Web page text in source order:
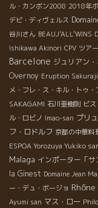
ル・カンボン2008 2018年
デビ・ディヴェルス
谷川さん BEAUJ'ALL'WINS
Ishikawa Akinori CPV ツアー
Barcelone ジュリアン・
Overnoy Eruption
メ・フレ・ス・キル・トゥ・
SAKAGAMI 石川亜樹則 ビ
ル・ロビノ Imao-san プリ
フ・ロドルフ 京都の中華料
ESPOA Yorozuya Yukiko
Malaga インポーター「サ
la Ginest Domaine Jean
ー・デュ・ボージョ
Ayumi san マス・ロー